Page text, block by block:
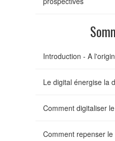
Introduction - A
Le digital énergise la
Comment digitaliser
Comment repenser